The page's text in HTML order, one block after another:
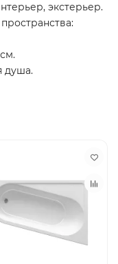
экстерьер.
душа.